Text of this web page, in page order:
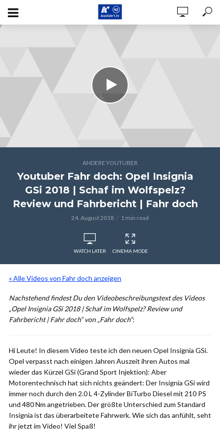
ANDERE YOUTUBER
Youtuber Fahr doch: Opel Insignia
GSi 2018 | Schaf im Wolfspelz?
Review und Fahrbericht | Fahr doch
24. August 2018 1 min read
WATCH LATER CINEMA MODE
« Alle Videos von Fahr doch anzeigen
Nachstehend findest Du den Videobeschreibungstext des Videos
„Opel Insignia GSi 2018 | Schaf im Wolfspelz? Review und
Fahrbericht | Fahr doch“ von „Fahr doch“:
Hi Leute! In diesem Video teste ich den neuen Opel Insignia GSi.
Opel verpasst nach einigen Jahren Auszeit ihren Autos mal
wieder das Kürzel GSi (Grand Sport Injektion): Aber
Motorentechnisch hat sich nichts geändert: Der Insignia GSi wird
immer noch durch den 2.0 L 4-Zylinder BiTurbo Diesel mit 210 PS
und 480 Nm angetrieben. Der größte Unterschied zum Standard
Insignia ist das überarbeitete Fahrwerk. Wie sich das anfühlt, seht
ihr jetzt im Video! Viel Spaß!